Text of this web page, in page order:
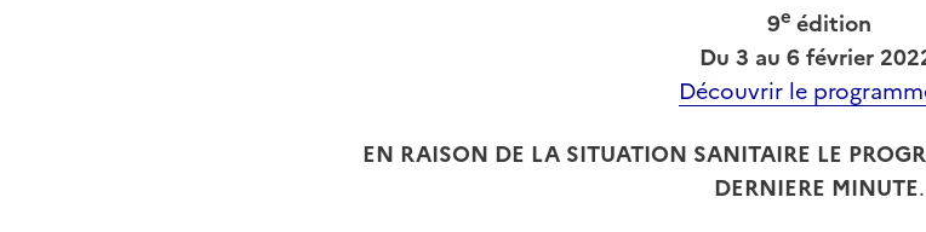
9e édition
Du 3 au 6 février
Découvrir le
EN RAISON DE LA SITUATION SANITAIRE LE
DERNIERE MINUTE.